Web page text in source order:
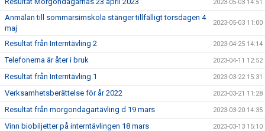
2023-05-03 14:51
Anmälan till sommarsimskola stänger tillfälligt torsdagen 4
maj
2023-05-03 11:00
Resultat från Interntävling 2 2023-04-25 14:14
Telefonerna är åter i bruk 2023-04-11 12:52
Resultat från Interntävling 1 2023-03-22 15:31
Verksamhetsberättelse för år 2022 2023-03-21 11:28
Resultat från morgondagartävling d 19 mars 2023-03-20 14:35
Vinn biobiljetter på interntävlingen 18 mars 2023-03-13 15:10